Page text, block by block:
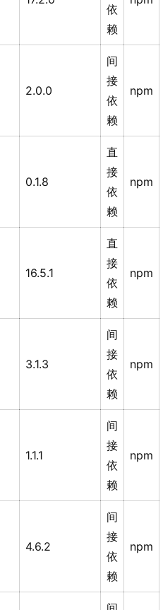
依
赖
2.0.0
间
接
依
赖
npm
0.1.8
直
接
依
赖
npm
16.5.1
直
接
依
赖
npm
3.1.3
间
接
依
赖
npm
1.1.1
间
接
依
赖
npm
4.6.2
间
接
依
赖
npm